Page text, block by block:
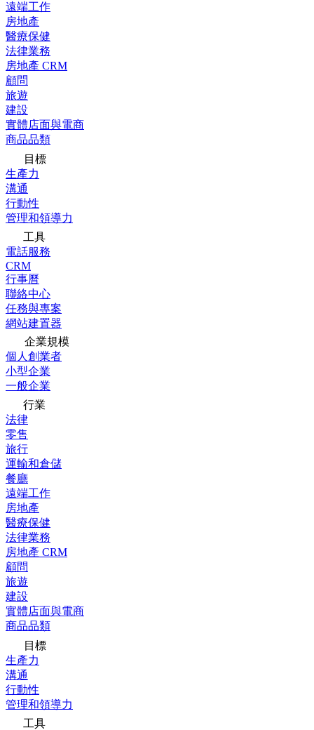
遠端工作
房地產
醫療保健
法律業務
房地產 CRM
顧問
旅遊
建設
實體店面與電商
商品品類
目標
生產力
溝通
行動性
管理和領導力
工具
電話服務
CRM
行事曆
聯絡中心
任務與專案
網站建置器
企業規模
個人創業者
小型企業
一般企業
行業
法律
零售
旅行
運輸和倉儲
餐廳
遠端工作
房地產
醫療保健
法律業務
房地產 CRM
顧問
旅遊
建設
實體店面與電商
商品品類
目標
生產力
溝通
行動性
管理和領導力
工具